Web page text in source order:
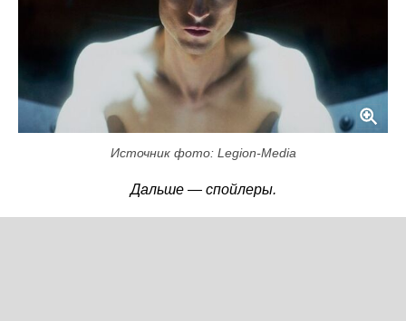
Источник фото: Legion-Media
Дальше — спойлеры.